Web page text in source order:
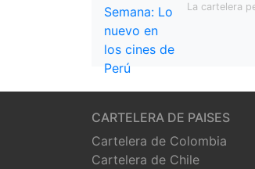
La cartelera
CARTELERA DE PAISES
Cartelera de Colombia
Cartelera de Chile